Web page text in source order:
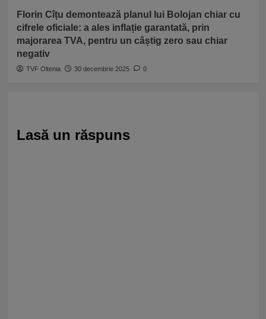
Florin Cîțu demontează planul lui Bolojan chiar cu
cifrele oficiale: a ales inflație garantată, prin
majorarea TVA, pentru un câștig zero sau chiar
negativ
TVF Oltenia 30 decembrie 2025 0
Lasă un răspuns